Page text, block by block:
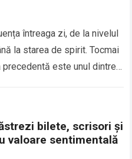
întreaga zi, de la nivelul
la starea de spirit. Tocmai
este unul dintre
bilete, scrisori și
valoare sentimentală